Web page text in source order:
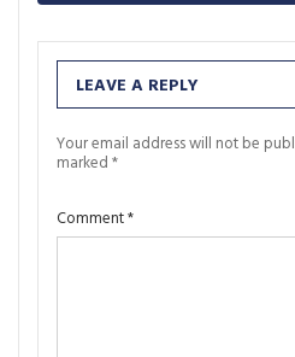
LEAVE A REPLY
Your email address will not be
marked *
Comment*